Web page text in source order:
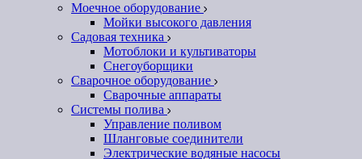
Моечное оборудование
Мойки высокого давления
Садовая техника
Мотоблоки и культиваторы
Снегоуборщики
Сварочное оборудование
Сварочные аппараты
Системы полива
Управление поливом
Шланговые соединители
Электрические водяные насосы